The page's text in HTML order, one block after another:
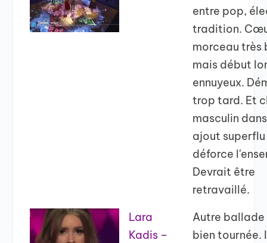
entre pop,
tradition.
morceau très
mais début
ennuyeux.
trop tard. Et
masculin
ajout
déforce
Devrait être
retravaillé.
Lara
Kadis –
Autre ballade
bien tournée.